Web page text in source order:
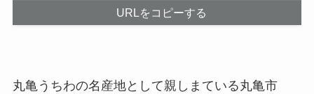
URLをコピーする
丸亀うちわの名産地として親しまている丸亀市